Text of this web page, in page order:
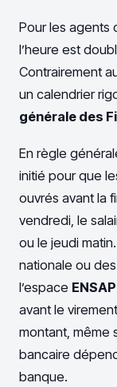
Pour les agents
l’heure est
Contrairement
un calendrier
générale des
En règle
initié pour que
ouvrés avant la
vendredi, le
ou le jeudi
nationale ou
l’espace ENSAP
avant le
montant, même
bancaire
banque.